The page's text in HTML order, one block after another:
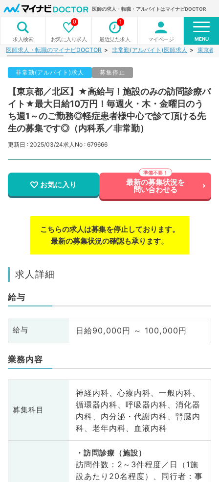
医師の求人・転職・アルバイトはマイナビDOCTOR
求人検索 お気に入り求人
0
最近見た求人
1
マイページ MENU
医師求人・転職のマイナビDOCTOR 非常勤(アルバイト)医師求人 東京都
非常勤(アルバイト)求人 募集停止
【東京都／北区】★高給与！施設のみの訪問診療バ
イト★最大日給10万円！毎週火・木・金曜日のう
ち週1～のご勤務◎軽症患者様中心で診て頂ける先
生の募集です◎（内科系／非常勤）
更新日 : 2025/03/24求人No : 679666
お気に入り 最新の募集状況を
問い合わせる
こちらの求人は募集を停止しております。
最新の募集状況の確認も承ります。
求人詳細
給与
給与 日給90,000円 ～ 100,000円
業務内容
募集科目
神経内科、心療内科、一般内科、
循環器内科、呼吸器内科、消化器
内科、内分泌・代謝内科、腎臓内
科、老年内科、血液内科
訪問診療（施設）
訪問件数：2～3件程度／日（1施
設あたり20名程度）、同行者：事